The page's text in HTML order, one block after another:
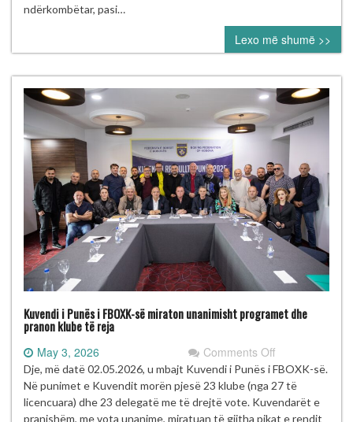
Kaliqanit
ndërkombëtar, pasi…
Lexo më shumë >>
Kuvendi i Punës i FBOXK-së miraton unanimisht programet dhe
pranon klube të reja
May 3, 2026 Comments Offon
Kuvendi
i
Punës
i
Dje, më datë 02.05.2026, u mbajt Kuvendi i Punës i FBOXK-së.
Në punimet e Kuvendit morën pjesë 23 klube (nga 27 të
licencuara) dhe 23 delegatë me të drejtë vote. Kuvendarët e
pranishëm, me vota unanime, miratuan të gjitha pikat e rendit